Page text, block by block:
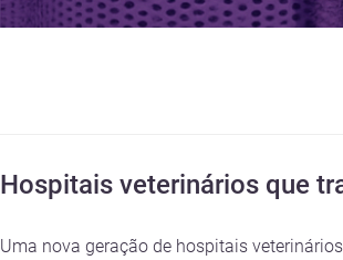
Hospitais veterinários que
Uma nova geração de hospitais